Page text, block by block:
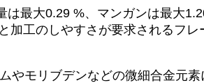
最大0.29 %、マンガンは最大
工のしやすさが要求されるフ
モリブデンなどの微細合金元素